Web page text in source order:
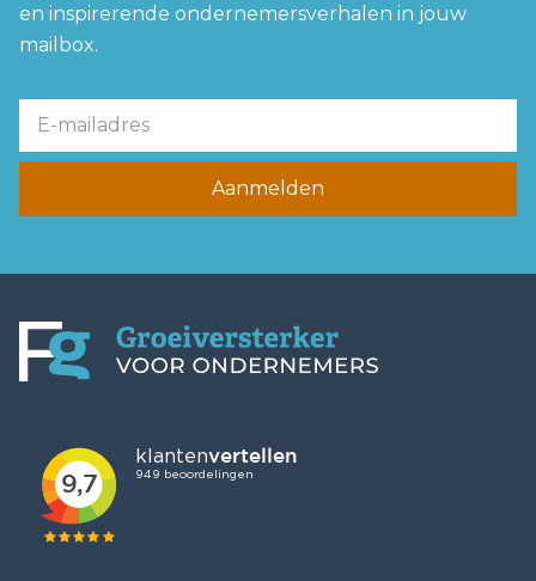
en inspirerende ondernemersverhalen in jouw
mailbox.
Aanmelden